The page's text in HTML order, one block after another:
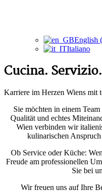
English
Italiano
Cucina.
Karriere im Herzen Wiens mit
Sie möchten in einem
Qualität und echtes
Wien verbinden wir
kulinarischen
Ob Service oder Küche:
Freude am professionellen
Sie bei
Wir freuen uns auf Ihre